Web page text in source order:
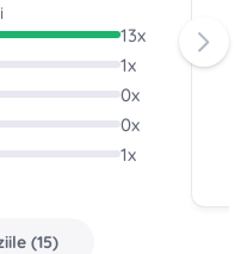
13x
1x
0x
0x
1x
(15)